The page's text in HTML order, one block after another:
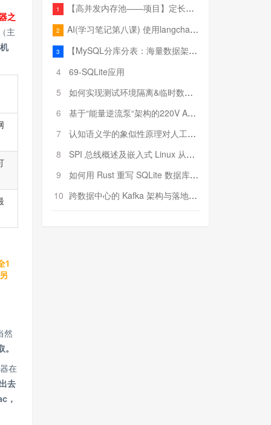
之
主
1
然
在
去
，
1 【高并发内存池——项目】定长内存池——开胃小菜
2 AI(学习笔记第八课) 使用langchain的embedding models
3
【MySQL分库分表：海量数据架构的终极解决方案】
4
69-SQLite应用
5
如何实现测试环境隔离&临时数据库（pytest+SQLite）
6
基于“能量逆流泵“架构的220V AC至20V DC 300W高效电源设计
7
认知语义学的象似性原理对人工智能自然语言处理深层语义分析的影响与启示
8
SPI 总线概述及嵌入式 Linux 从属 SPI 设备驱动程序开发（第二部分，实践）
9
如何用 Rust 重写 SQLite 数据库（二）:是否有市场空间？
10 跨数据中心的 Kafka 架构与落地实战